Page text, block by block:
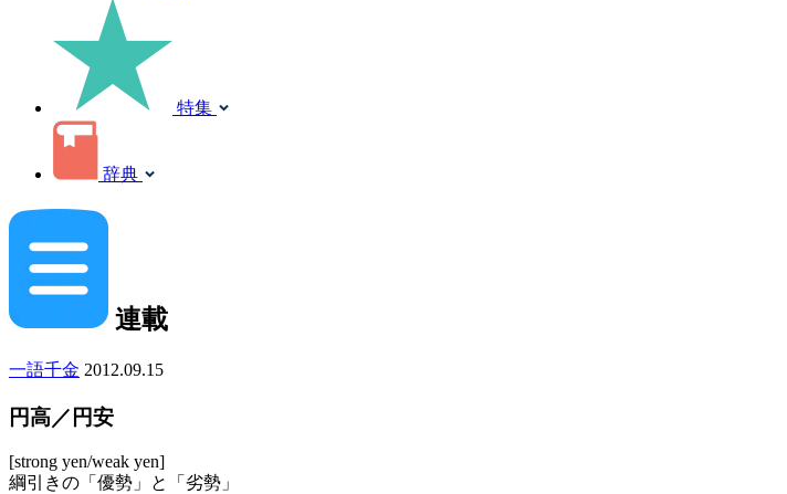
特集
辞典
連載
一語千金 2012.09.15
円高／円安
[strong yen/weak yen]
綱引きの「優勢」と「劣勢」